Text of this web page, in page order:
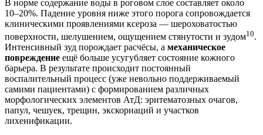
В норме содержание воды в роговом слое составляет около
10–20%. Падение уровня ниже этого порога сопровождается
клиническими проявлениями ксероза — шероховатостью
поверхности, шелушением, ощущением стянутости и зудом10.
Интенсивный зуд порождает расчёсы, а механическое
повреждение ещё больше усугубляет состояние кожного
барьера. В результате происходит постоянный
воспалительный процесс (уже невольно поддерживаемый
самими пациентами) с формированием различных
морфологических элементов АтД: эритематозных очагов,
папул, чешуек, трещин, экскориаций и участков
лихенификации.